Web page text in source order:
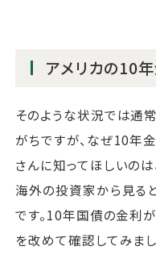
アメリカの10
そのような状況では通
がちですが、なぜ10年
さんに知ってほしいの
海外の投資家から見る
です。10年国債の金利
を改めて確認してみまし